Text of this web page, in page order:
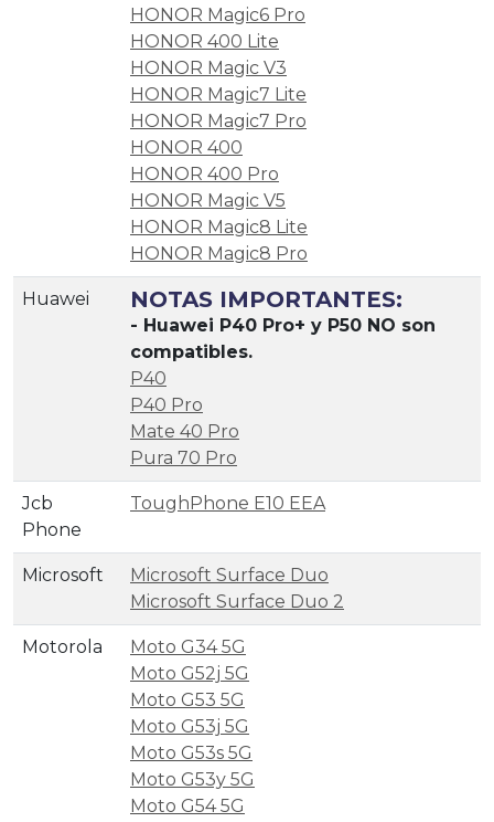
HONOR Magic6 Pro
HONOR 400 Lite
HONOR Magic V3
HONOR Magic7 Lite
HONOR Magic7 Pro
HONOR 400
HONOR 400 Pro
HONOR Magic V5
HONOR Magic8 Lite
HONOR Magic8 Pro
Huawei NOTAS IMPORTANTES:
- Huawei P40 Pro+ y P50 NO son
compatibles.
P40
P40 Pro
Mate 40 Pro
Pura 70 Pro
Jcb
Phone
ToughPhone E10 EEA
Microsoft
Microsoft Surface Duo
Microsoft Surface Duo 2
Motorola
Moto G34 5G
Moto G52j 5G
Moto G53 5G
Moto G53j 5G
Moto G53s 5G
Moto G53y 5G
Moto G54 5G